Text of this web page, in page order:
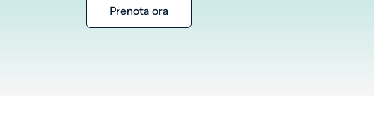
Prenota ora